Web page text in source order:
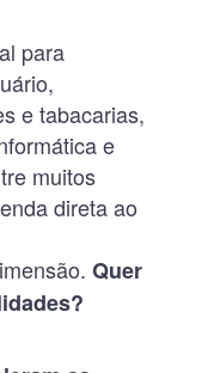
para
e tabacarias,
e
muitos
direta ao
Quer